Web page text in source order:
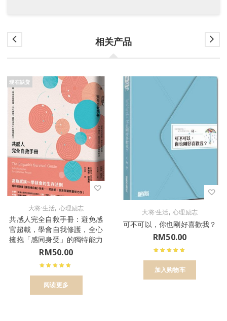
相关产品
现在缺货
大将·生活, 心理励志
共感人完全自救手冊：避免感
官超載，學會自我修護，全心
擁抱「感同身受」的獨特能力
RM50.00
阅读更多
大将·生活,心理励志
可不可以，你也剛好喜歡我？
RM50.00
加入购物车